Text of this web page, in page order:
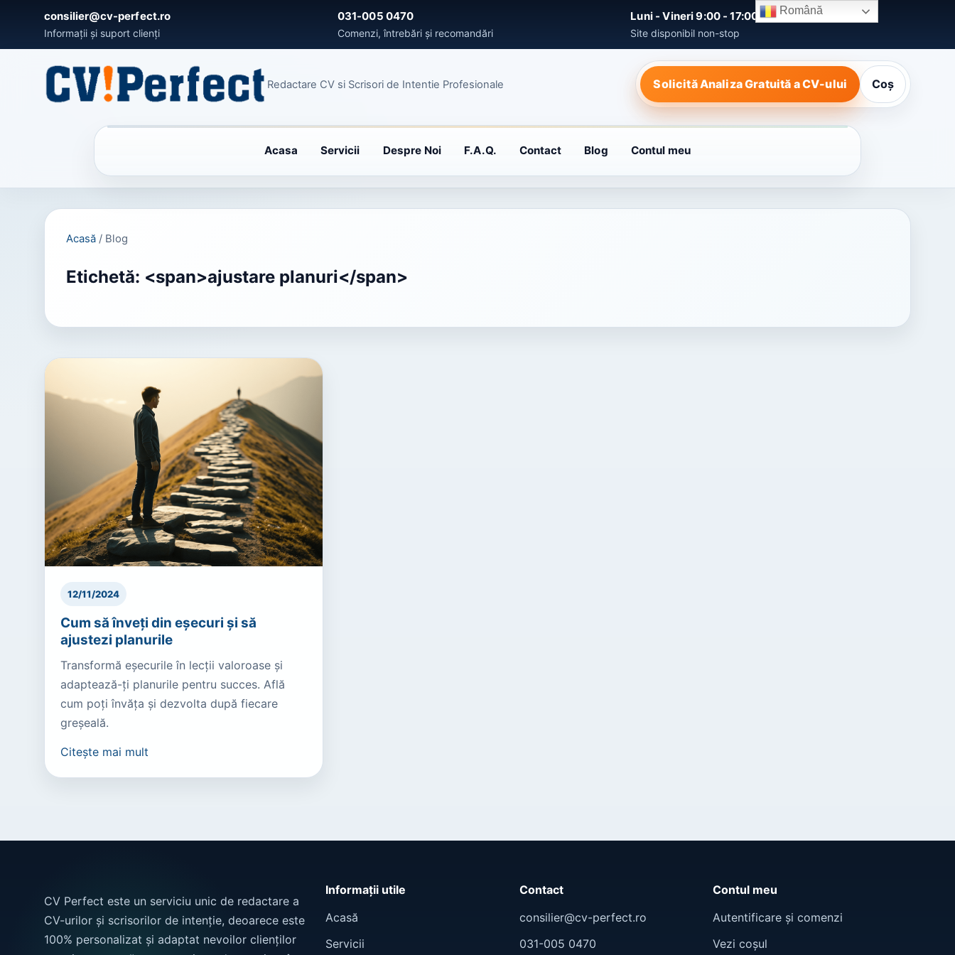
consilier@cv-perfect.ro
Informații și suport clienți
031-005 0470
Comenzi, întrebări și recomandări
Luni - Vineri 9:00 - 17:00
Site disponibil non-stop
Redactare CV si Scrisori de Intentie Profesionale Solicită Analiza Gratuită a CV-ului Coș
Acasa Servicii Despre Noi F.A.Q. Contact Blog Contul meu
Acasă / Blog
Etichetă: <span>ajustare planuri</span>
12/11/2024
Cum să înveți din eșecuri și să
ajustezi planurile
Transformă eșecurile în lecții valoroase și
adaptează-ți planurile pentru succes. Află
cum poți învăța și dezvolta după fiecare
greșeală.
Citește mai mult
CV Perfect este un serviciu unic de redactare a
CV-urilor și scrisorilor de intenție, deoarece este
100% personalizat și adaptat nevoilor clienților
Informații utile
Acasă
Servicii
Contact
consilier@cv-perfect.ro
031-005 0470
Contul meu
Autentificare și comenzi
Vezi coșul
Română
Activează notificările